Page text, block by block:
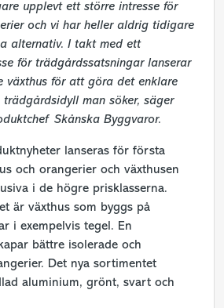
upplevt ett större intresse för
och vi har heller aldrig tidigare
alternativ. I takt med ett
för trädgårdssatsningar lanserar
växthus för att göra det enklare
man söker, säger
Skånska Byggvaror.
lanseras för första
och orangerier och växthusen
i de högre prisklasserna.
är växthus som byggs på
i exempelvis tegel. En
bättre isolerade och
Det nya sortimentet
aluminium, grönt, svart och